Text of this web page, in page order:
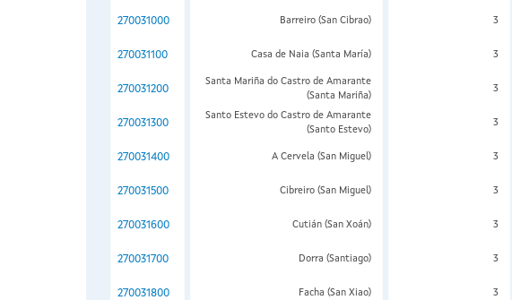
270031000 Barreiro (San Cibrao) 3
270031100 Casa de Naia (Santa María) 3
270031200
Santa Mariña do Castro de Amarante
(Santa Mariña)
3
270031300
Santo Estevo do Castro de Amarante
(Santo Estevo)
3
270031400 A Cervela (San Miguel) 3
270031500 Cibreiro (San Miguel) 3
270031600 Cutián (San Xoán) 3
270031700 Dorra (Santiago) 3
270031800 Facha (San Xiao) 3